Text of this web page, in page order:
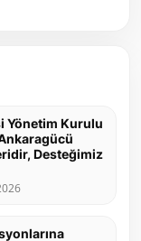
Yönetim Kurulu
Desteğimiz